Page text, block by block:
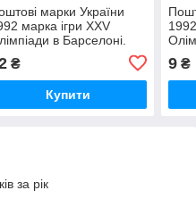
марки України
марка ігри XXV
в Барселоні.
₴
Купити
9 ₴
за рік